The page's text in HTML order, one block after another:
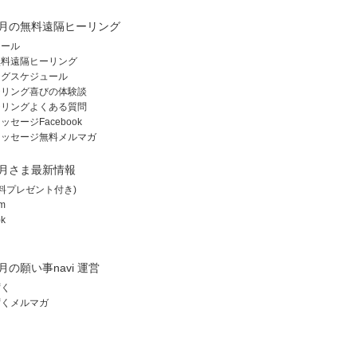
の無料遠隔ヒーリング
ル
遠隔ヒーリング
スケジュール
ング喜びの体験談
ングよくある質問
セージFacebook
セージ無料メルマガ
さま最新情報
プレゼント付き)
の願い事navi 運営
メルマガ